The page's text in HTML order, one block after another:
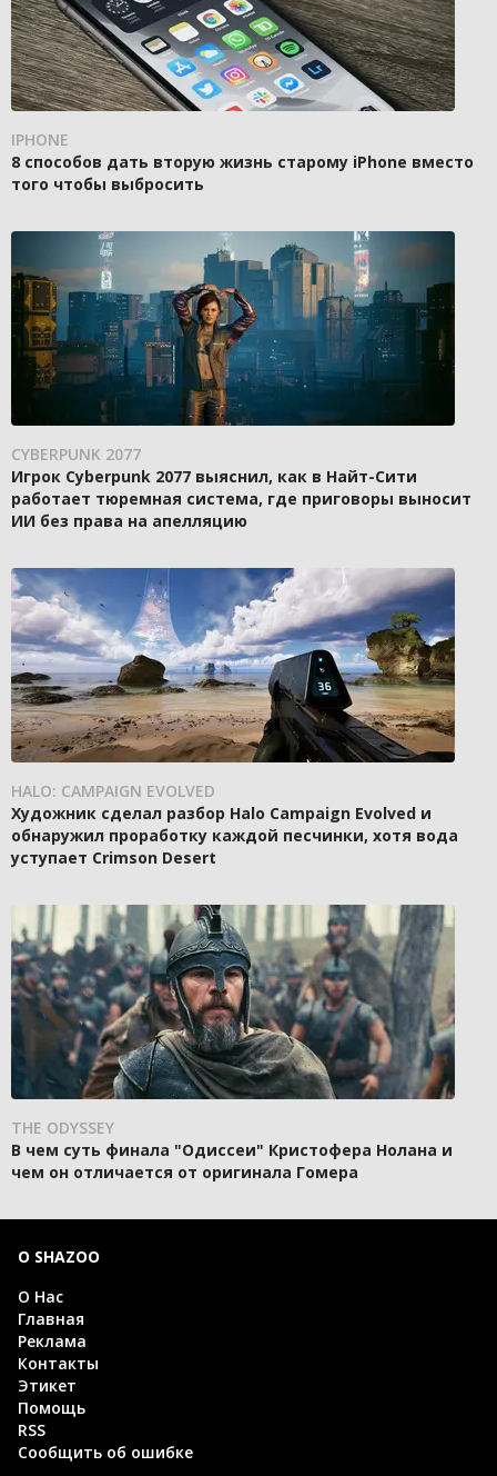
IPHONE
8 способов дать вторую жизнь старому iPhone вместо
того чтобы выбросить
CYBERPUNK 2077
Игрок Cyberpunk 2077 выяснил, как в Найт-Сити
работает тюремная система, где приговоры выносит
ИИ без права на апелляцию
HALO: CAMPAIGN EVOLVED
Художник сделал разбор Halo Campaign Evolved и
обнаружил проработку каждой песчинки, хотя вода
уступает Crimson Desert
THE ODYSSEY
В чем суть финала "Одиссеи" Кристофера Нолана и
чем он отличается от оригинала Гомера
О SHAZOO
О Нас
Главная
Реклама
Контакты
Этикет
Помощь
RSS
Сообщить об ошибке